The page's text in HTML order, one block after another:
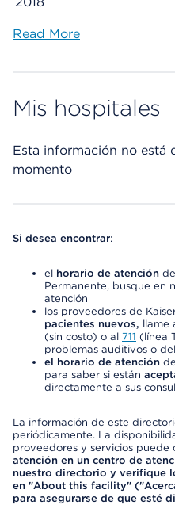
Read More
Mis hospitales
Esta información no está
momento
Si desea encontrar:
el horario de atención
Permanente, busque en
atención
los proveedores de
pacientes nuevos, llame
(sin costo) o al 711 (línea
problemas auditivos o
el horario de atención
para saber si están
directamente a sus
La información de este
periódicamente. La
proveedores y servicios puede
atención en un centro de
nuestro directorio y verifique
en "About this facility"
para asegurarse de que esté